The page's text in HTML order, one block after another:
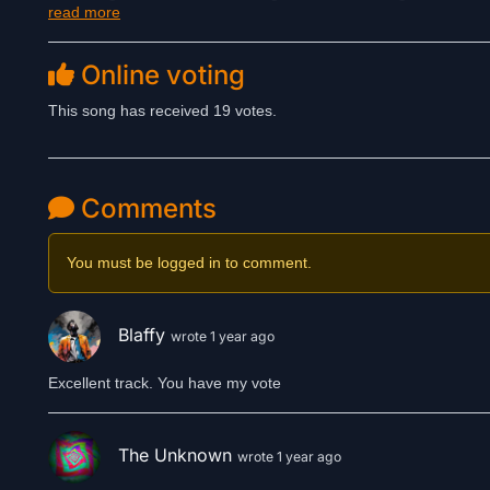
anderes Universum verbirgt. Eines, in dem es Hoffnung gibt.
Der Song ist melancholisch und gleichzeitig ergreifend schön
nach Erlösung jenseits der bekannten Welt.
read more
Online voting
This song has received 19 votes.
Comments
You must be logged in to comment.
Blaffy wrote 1 year ago
Excellent track. You have my vote
The Unknown wrote 1 year ago